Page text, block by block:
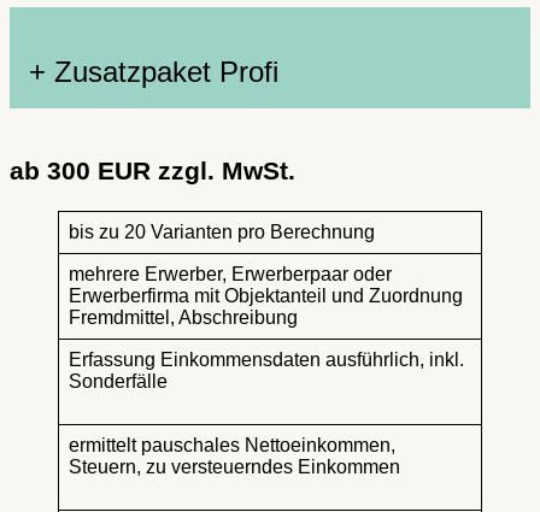
+ Zusatzpaket Profi
ab 300 EUR zzgl. MwSt.
bis zu 20 Varianten pro Berechnung
mehrere Erwerber, Erwerberpaar oder
Erwerberfirma mit Objektanteil und Zuordnung
Fremdmittel, Abschreibung
Erfassung Einkommensdaten ausführlich, inkl.
Sonderfälle
ermittelt pauschales Nettoeinkommen,
Steuern, zu versteuerndes Einkommen